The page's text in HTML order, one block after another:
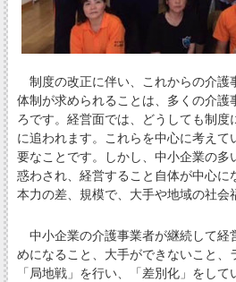
制度の改正に伴い、これからの介護
体制が求められることは、多くの介護
ろです。経営面では、どうしても制度
に追われます。これらを中心に考えて
要なことです。しかし、中小企業の多
惑わされ、経営すること自体が中心に
本力の差、規模で、大手や地域の社会
中小企業の介護事業者が継続して経
めになること、大手ができないこと、
「局地戦」を行い、「差別化」をして